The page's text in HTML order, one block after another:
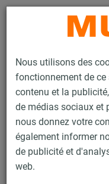
Nous utilisons des
fonctionnement de ce
contenu et la
de médias sociaux et
nous donnez votre
également informer
de publicité et
web.
Produits Technique de